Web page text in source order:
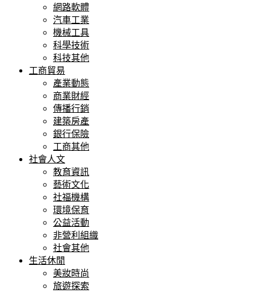
網路軟體
汽車工業
機械工具
科學技術
科技其他
工商貿易
產業動態
商業財經
傳播行銷
建築房產
銀行保險
工商其他
社會人文
教育資訊
藝術文化
社福機構
環境保育
公益活動
非營利組織
社會其他
生活休閒
美妝時尚
旅遊探索